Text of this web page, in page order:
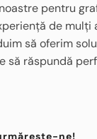
pentru
de mulți
să oferim
să răspundă
ne!